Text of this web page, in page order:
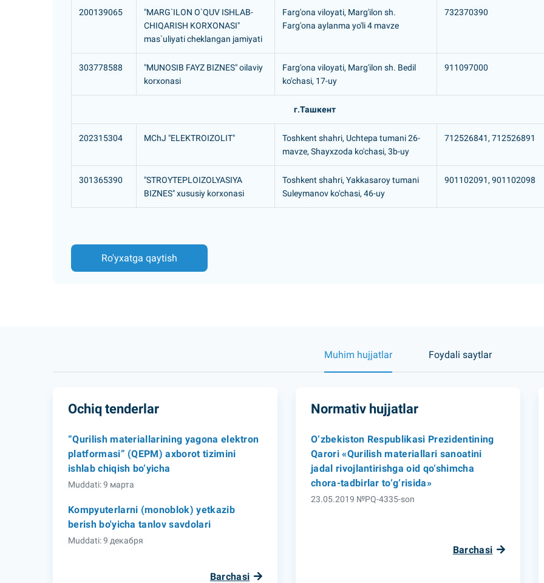
200139065
"MARG`ILON O`QUV ISHLAB-
CHIQARISH KORXONASI"
mas`uliyati cheklangan jamiyati
Farg'ona viloyati, Marg'ilon sh.
Farg'ona aylanma yo'li 4 mavze
732370390
303778588
"MUNOSIB FAYZ BIZNES" oilaviy
korxonasi
Farg'ona viloyati, Marg'ilon sh. Bedil
ko'chasi, 17-uy
911097000
г.Ташкент
202315304 MChJ "ELEKTROIZOLIT"
Toshkent shahri, Uchtepa tumani 26-
mavze, Shayxzoda ko'chasi, 3b-uy
712526841, 712526891
301365390
"STROYTEPLOIZOLYASIYA
BIZNES" xususiy korxonasi
Toshkent shahri, Yakkasaroy tumani
Suleymanov ko'chasi, 46-uy
901102091, 901102098
Ro'yxatga qaytish
Muhim hujjatlar Foydali saytlar
Ochiq tenderlar
“Qurilish materiallarining yagona elektron
platformasi” (QEPM) axborot tizimini
ishlab chiqish bo‘yicha
Muddati: 9 марта
Kompyuterlarni (monoblok) yetkazib
berish bo'yicha tanlov savdolari
Muddati: 9 декабря
Barchasi
Normativ hujjatlar
O‘zbekiston Respublikasi Prezidentining
Qarori «Qurilish materiallari sanoatini
jadal rivojlantirishga oid qo‘shimcha
chora-tadbirlar to‘g‘risida»
23.05.2019 №PQ-4335-son
Barchasi